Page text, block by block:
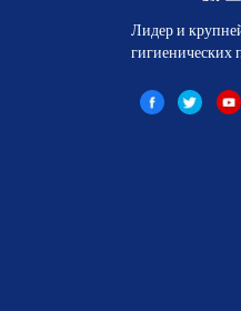
Лидер и
гигиенических